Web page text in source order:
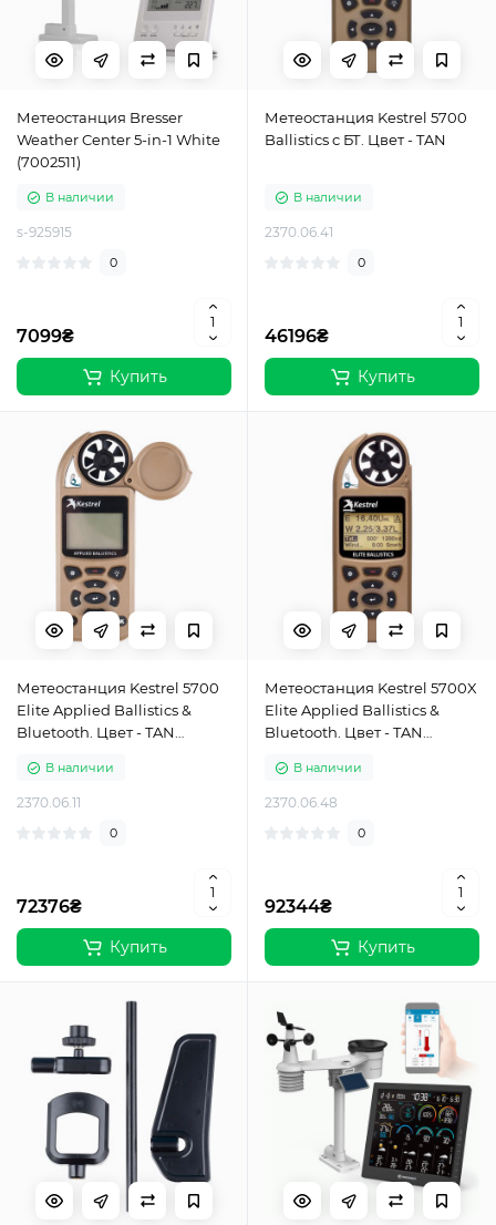
Метеостанция Bresser
Weather Center 5-in-1 White
(7002511)
В наличии
s-925915
0
7099₴
Купить
Метеостанция Kestrel 5700
Ballistics c БТ. Цвет - TAN
В наличии
2370.06.41
0
46196₴
Купить
Метеостанция Kestrel 5700
Elite Applied Ballistics &
Bluetooth. Цвет - TAN
В наличии
2370.06.11
0
72376₴
Купить
Метеостанция Kestrel 5700X
Elite Applied Ballistics &
Bluetooth. Цвет - TAN
В наличии
2370.06.48
0
92344₴
Купить